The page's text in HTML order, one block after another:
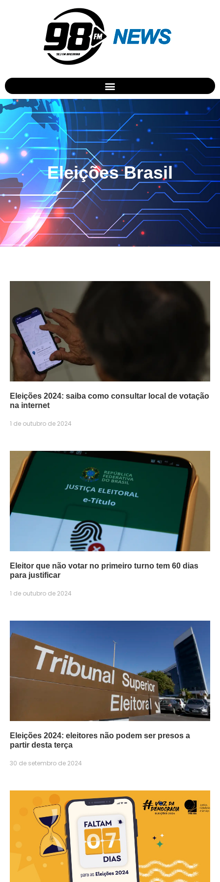
Eleições Brasil
Eleições 2024: saiba como consultar local de votação
na internet
1 de outubro de 2024
Eleitor que não votar no primeiro turno tem 60 dias
para justificar
1 de outubro de 2024
Eleições 2024: eleitores não podem ser presos a
partir desta terça
30 de setembro de 2024